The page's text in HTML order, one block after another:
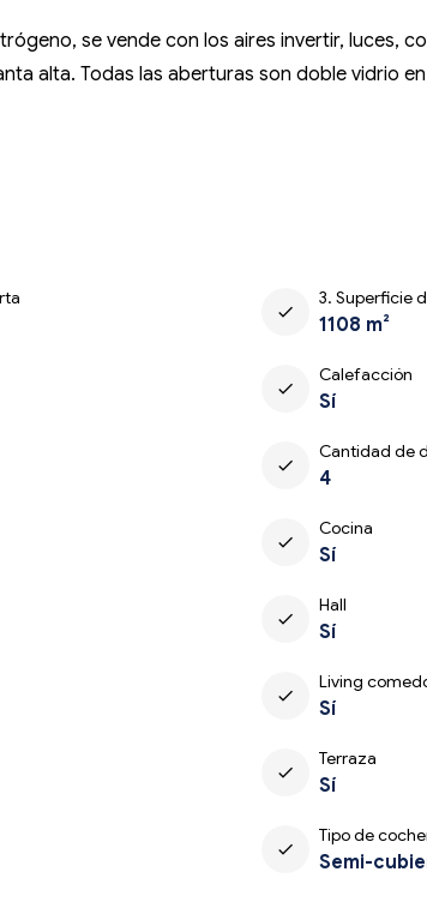
se vende con los aires invertir, luces,
alta. Todas las aberturas son doble vidrio
check
3. Superficie
1108 m²
check
Calefacción
Sí
check
Cantidad de
4
check
Cocina
Sí
check
Hall
Sí
check
Living
Sí
check
Terraza
Sí
check
Tipo de
Semi-